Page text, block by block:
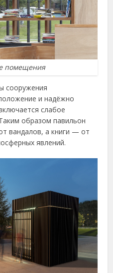
помещения
сооружения
и надёжно
слабое
образом павильон
вандалов, а книги — от
явлений.